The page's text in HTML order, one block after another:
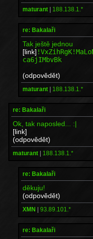
maturant | 188.138.1.*
re: Bakalaři
Tak ještě jednou
[link]
ca6jIMbvBk
(odpovědět)
maturant | 188.138.1.*
re: Bakalaři
Ok, tak naposled... :|
[link]
(odpovědět)
maturant | 188.138.1.*
re: Bakalaři
děkuju!
(odpovědět)
XMN | 93.89.101.*
re: Bakalaři